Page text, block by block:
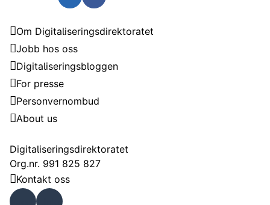
Om Digitaliseringsdirektoratet
Jobb hos oss
Digitaliseringsbloggen
For presse
Personvernombud
About us
Digitaliseringsdirektoratet
Org.nr. 991 825 827
Kontakt oss
Faceb